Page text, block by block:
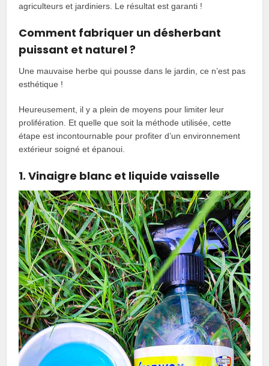
agriculteurs et jardiniers. Le résultat est garanti !
Comment fabriquer un désherbant
puissant et naturel ?
Une mauvaise herbe qui pousse dans le jardin, ce n’est pas
esthétique !
Heureusement, il y a plein de moyens pour limiter leur
prolifération. Et quelle que soit la méthode utilisée, cette
étape est incontournable pour profiter d’un environnement
extérieur soigné et épanoui.
1. Vinaigre blanc et liquide vaisselle